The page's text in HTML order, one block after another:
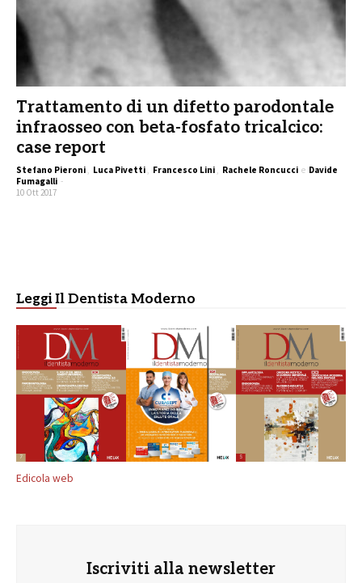
Trattamento di un difetto parodontale
infraosseo con beta-fosfato tricalcico:
case report
Stefano Pieroni , Luca Pivetti , Francesco Lini , Rachele Roncucci e Davide
Fumagalli -
10 Ott 2017
Leggi Il Dentista Moderno
Edicola web
Iscriviti alla newsletter